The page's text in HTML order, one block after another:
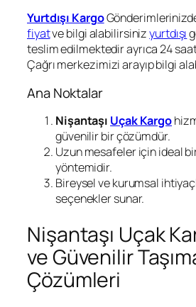
Yurtdışı Kargo
fiyatve bilgi alabilirsinizyurtdışı
teslim edilmektedir ayrıca 24
Çağrı merkezimizi arayıp bilgi
Ana Noktalar
Nişantaşı Uçak Kargo
güvenilir bir çözümdür.
Uzun mesafeler için ideal
yöntemidir.
Bireysel ve kurumsal
seçenekler sunar.
Nişantaşı Uçak
ve Güvenilir
Çözümleri